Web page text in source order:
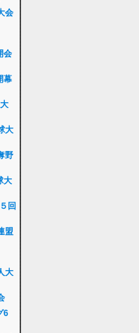
会
会
幕
大
野
大
回
盟
大
6